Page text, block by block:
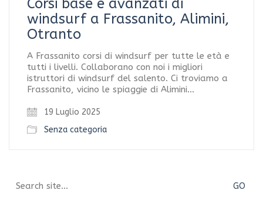
Corsi base e avanzati di
windsurf a Frassanito, Alimini,
Otranto
A Frassanito corsi di windsurf per tutte le età e
tutti i livelli. Collaborano con noi i migliori
istruttori di windsurf del salento. Ci troviamo a
Frassanito, vicino le spiaggie di Alimini…
19 Luglio 2025
Senza categoria
for: